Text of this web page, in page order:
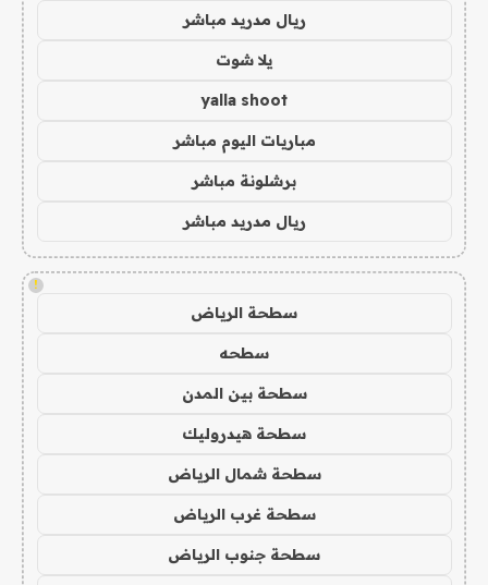
ريال مدريد مباشر
يلا شوت
yalla shoot
مباريات اليوم مباشر
برشلونة مباشر
ريال مدريد مباشر
!
سطحة الرياض
سطحه
سطحة بين المدن
سطحة هيدروليك
سطحة شمال الرياض
سطحة غرب الرياض
سطحة جنوب الرياض